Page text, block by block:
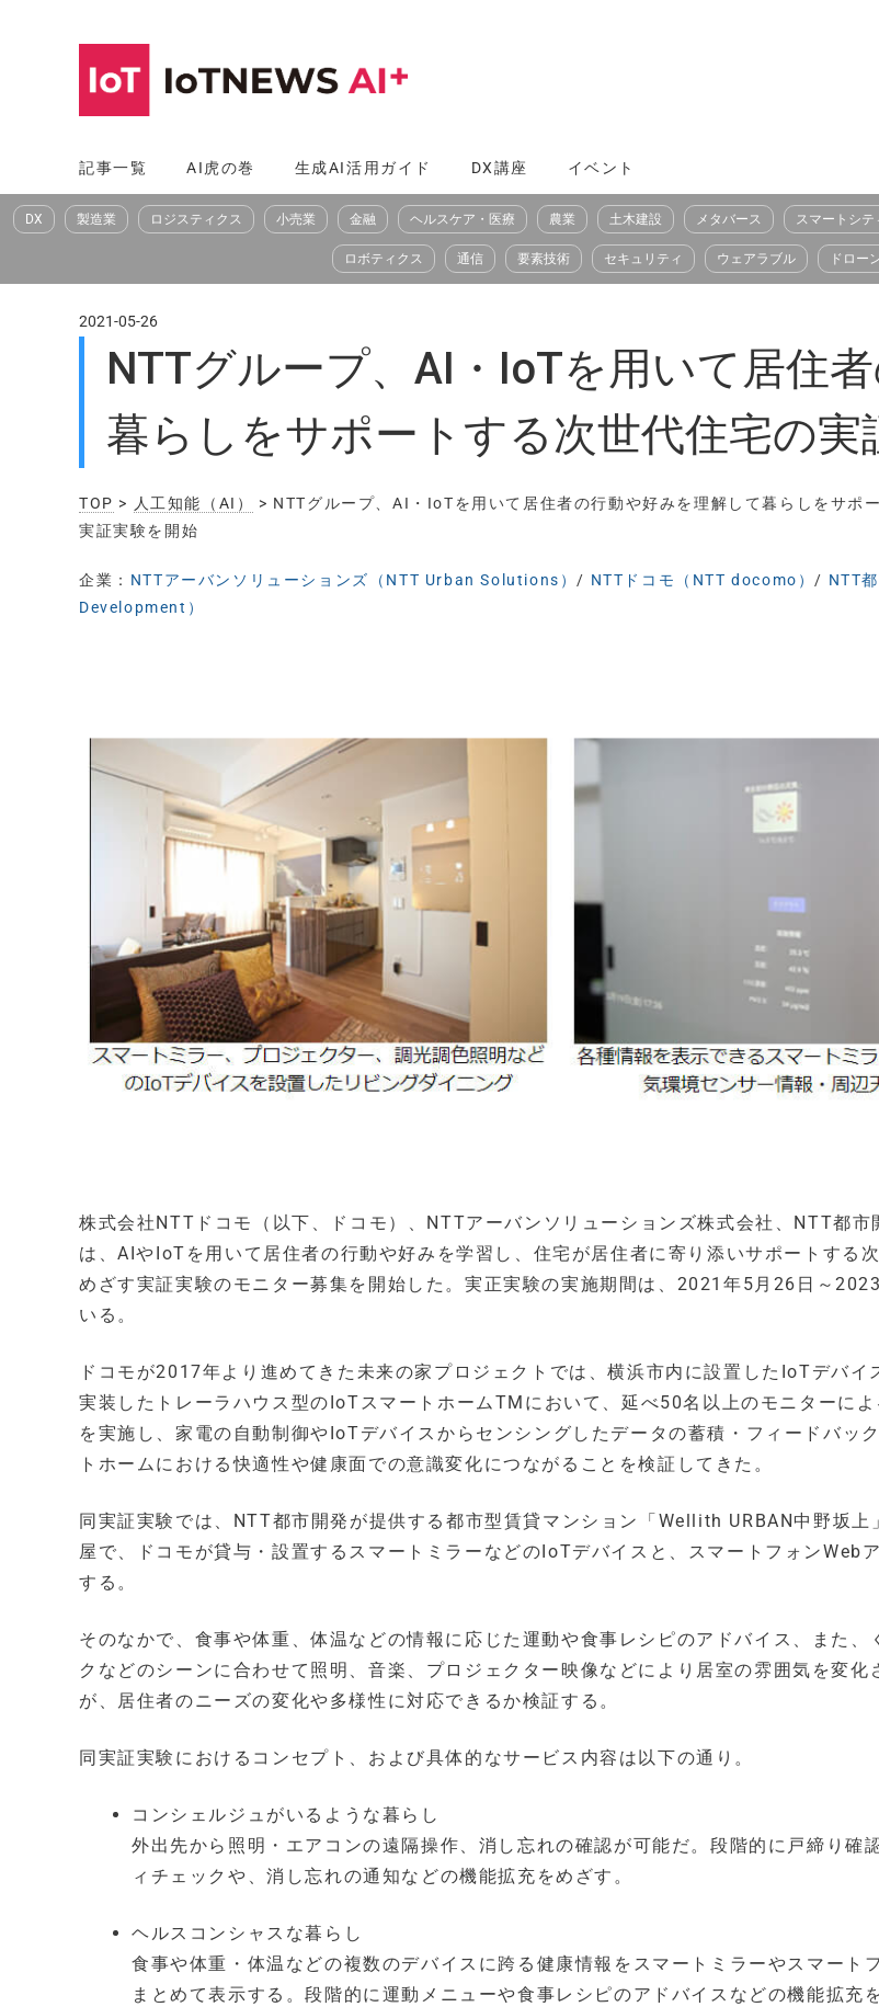
へ
ス
記事一覧 AI虎の巻 生成AI活用ガイド DX講座 イベント
DX 製造業 ロジスティクス 小売業 金融 ヘルスケア・医療 農業 土木建設 メタバース スマートシテ
ロボティクス 通信 要素技術 セキュリティ ウェアラブル ドロー
2021-05-26
NTTグループ、AI・IoTを用いて居住
暮らしをサポートする次世代住宅の実
TOP > 人工知能（AI）
> NTTグループ、AI・IoTを用いて居住者の行動や好みを理解して暮らしをサポ
実証実験を開始
企業： NTTアーバンソリューションズ（NTT Urban Solutions） / NTTドコモ（NTT docomo） / NTT
Development）
株式会社NTTドコモ（以下、ドコモ）、NTTアーバンソリューションズ株式会社、NTT都市
は、AIやIoTを用いて居住者の行動や好みを学習し、住宅が居住者に寄り添いサポートする
めざす実証実験のモニター募集を開始した。実正実験の実施期間は、2021年5月26日～
いる。
ドコモが2017年より進めてきた未来の家プロジェクトでは、横浜市内に設置したIoTデバイ
実装したトレーラハウス型のIoTスマートホームTMにおいて、延べ50名以上のモニターに
を実施し、家電の自動制御やIoTデバイスからセンシングしたデータの蓄積・フィードバッ
トホームにおける快適性や健康面での意識変化につながることを検証してきた。
同実証実験では、NTT都市開発が提供する都市型賃貸マンション「Wellith URBAN中野坂上
屋で、ドコモが貸与・設置するスマートミラーなどのIoTデバイスと、スマートフォンWeb
する。
そのなかで、食事や体重、体温などの情報に応じた運動や食事レシピのアドバイス、また、
クなどのシーンに合わせて照明、音楽、プロジェクター映像などにより居室の雰囲気を変化
が、居住者のニーズの変化や多様性に対応できるか検証する。
同実証実験におけるコンセプト、および具体的なサービス内容は以下の通り。
コンシェルジュがいるような暮らし
外出先から照明・エアコンの遠隔操作、消し忘れの確認が可能だ。段階的に戸締り確
ィチェックや、消し忘れの通知などの機能拡充をめざす。
ヘルスコンシャスな暮らし
食事や体重・体温などの複数のデバイスに跨る健康情報をスマートミラーやスマート
まとめて表示する。段階的に運動メニューや食事レシピのアドバイスなどの機能拡充